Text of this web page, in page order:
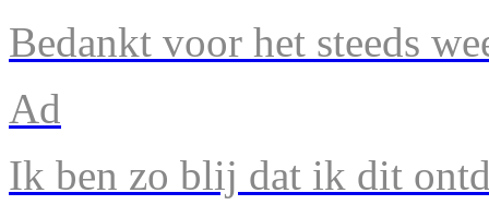
Bedankt voor het steeds
Ad
Ik ben zo blij dat ik dit